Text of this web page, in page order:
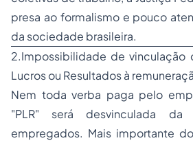
presa ao formalismo e pouco
da sociedade brasileira.
2.Impossibilidade de vinculação
Lucros ou Resultados à
Nem toda verba paga pelo
"PLR" será desvinculada da
empregados. Mais importante